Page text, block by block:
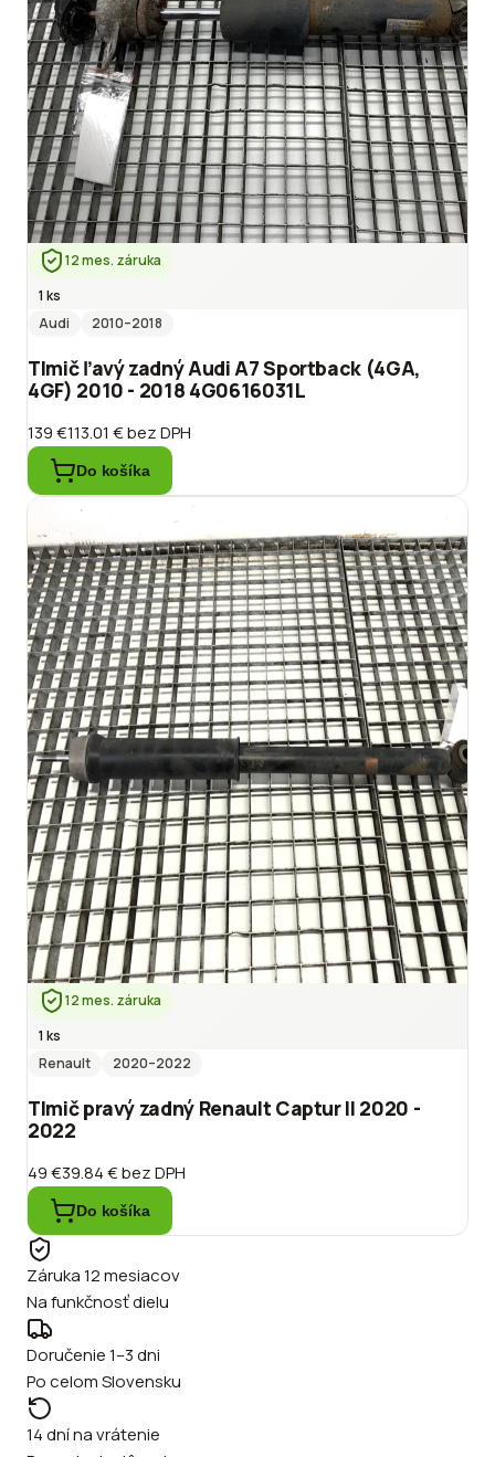
12 mes. záruka
1 ks
Audi
2010–2018
Tlmič ľavý zadný Audi A7 Sportback (4GA,
4GF) 2010 - 2018 4G0616031L
139 €113.01 €bez DPH
Do košíka
12 mes. záruka
1 ks
Renault
2020–2022
Tlmič pravý zadný Renault Captur II 2020 -
2022
49 €39.84 €bez DPH
Do košíka
Záruka 12 mesiacov
Na funkčnosť dielu
Doručenie 1–3 dni
Po celom Slovensku
14 dní na vrátenie